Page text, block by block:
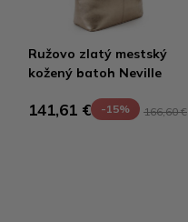
Ružovo zlatý mestský
kožený batoh Neville
141,61 € -15% 166,60 €